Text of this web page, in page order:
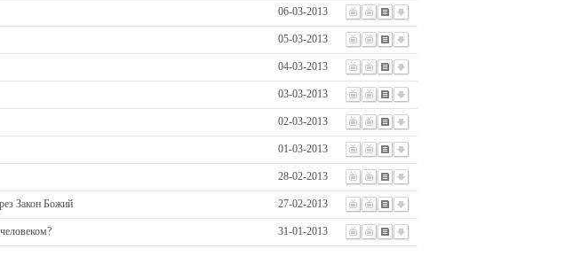
06-03-2013
05-03-2013
04-03-2013
03-03-2013
02-03-2013
01-03-2013
28-02-2013
Закон Божий 27-02-2013
31-01-2013